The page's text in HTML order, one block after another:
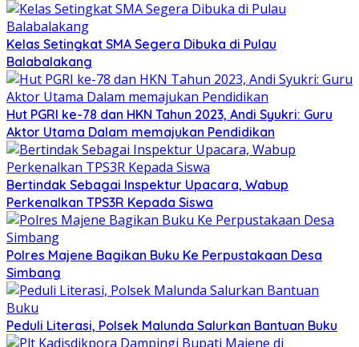
Kelas Setingkat SMA Segera Dibuka di Pulau
Balabalakang
Hut PGRI ke-78 dan HKN Tahun 2023, Andi Syukri: Guru
Aktor Utama Dalam memajukan Pendidikan
Bertindak Sebagai Inspektur Upacara, Wabup
Perkenalkan TPS3R Kepada Siswa
Polres Majene Bagikan Buku Ke Perpustakaan Desa
Simbang
Peduli Literasi, Polsek Malunda Salurkan Bantuan Buku